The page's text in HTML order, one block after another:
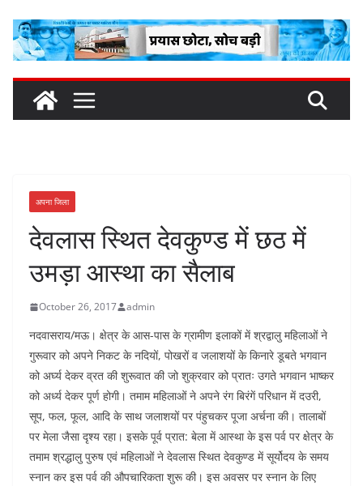
content
अपना जिला
देवलास स्थित देवकुण्ड में छठ में
उमड़ा आस्था का सैलाब
October 26, 2017 admin
नदवासराय/मऊ। क्षेत्र के आस-पास के ग्रामीण इलाकों में श्रद्वालु महिलाओं ने
गुरूवार को अपने निकट के नदियों, पोखरों व जलाशयों के किनारे डूबते भगवान
को अर्घ्य देकर व्रत की शुरूवात की जो शुक्रवार को प्रातः उगते भगवान भाष्कर
को अर्ध्य देकर पूर्ण होगी। तमाम महिलाओं ने अपने रंग बिरंगें परिधान में दउरी,
सूप, फल, फूल, आदि के साथ जलाशयों पर पंहुचकर पूजा अर्चना की। तालाबों
पर मेला जैसा दृश्य रहा। इसके पूर्व प्रात: बेला में आस्था के इस पर्व पर क्षेत्र के
तमाम श्रद्धालु पुरुष एवं महिलाओं ने देवलास स्थित देवकुण्ड में सूर्योदय के समय
स्नान कर इस पर्व की औपचारिकता शुरू की। इस अवसर पर स्नान के लिए